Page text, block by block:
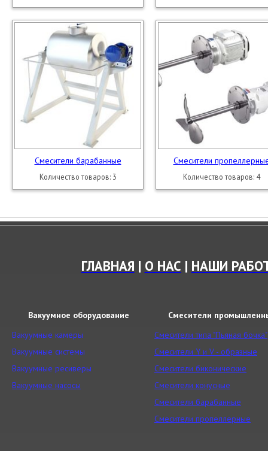
Смесители барабанные
Количество товаров: 3
Смесители
Количество товаров: 4
ГЛАВНАЯ | О НАС | НАШИ
Вакуумное оборудование
Смесители
Вакуумные камеры
Вакуумные системы
Вакуумные ресиверы
Вакуумные насосы
Смесители типа "Пьяная бочка"
Смесители Y и V - образные
Смесители биконические
Смесители конусные
Смесители барабанные
Смесители пропеллерные